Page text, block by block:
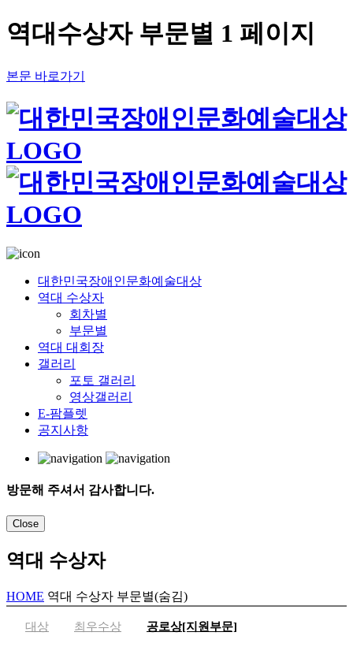
역대수상자 부문별 1 페이지
본문 바로가기
대한민국장애인문화예술대상
역대 수상자
회차별
부문별
역대 대회장
갤러리
포토 갤러리
영상갤러리
E-팜플렛
공지사항
방문해 주셔서 감사합니다.
Close
역대 수상자
HOME 역대 수상자 부문별(숨김)
대상 최우수상 공로상[지원부문]